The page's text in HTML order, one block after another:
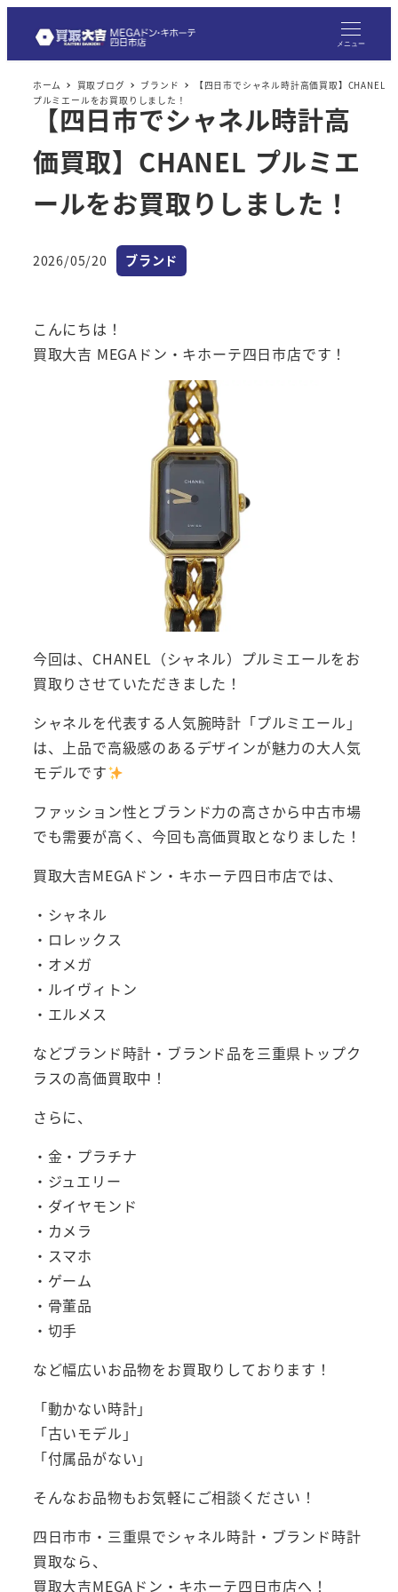
メニュー
ホーム 買取ブログ ブランド
【四日市でシャネル時計高価買取】CHANEL
プルミエールをお買取りしました！
【四日市でシャネル時計高
価買取】CHANEL プルミエ
ールをお買取りしました！
投稿日
2026/05/20 カテゴリー
ブランド
こんにちは！
買取大吉 MEGAドン・キホーテ四日市店です！
今回は、CHANEL（シャネル）プルミエールをお
買取りさせていただきました！
シャネルを代表する人気腕時計「プルミエール」
は、上品で高級感のあるデザインが魅力の大人気
モデルです
ファッション性とブランド力の高さから中古市場
でも需要が高く、今回も高価買取となりました！
買取大吉MEGAドン・キホーテ四日市店では、
・シャネル
・ロレックス
・オメガ
・ルイヴィトン
・エルメス
などブランド時計・ブランド品を三重県トップク
ラスの高価買取中！
さらに、
・金・プラチナ
・ジュエリー
・ダイヤモンド
・カメラ
・スマホ
・ゲーム
・骨董品
・切手
など幅広いお品物をお買取りしております！
「動かない時計」
「古いモデル」
「付属品がない」
そんなお品物もお気軽にご相談ください！
四日市市・三重県でシャネル時計・ブランド時計
買取なら、
買取大吉MEGAドン・キホーテ四日市店へ！